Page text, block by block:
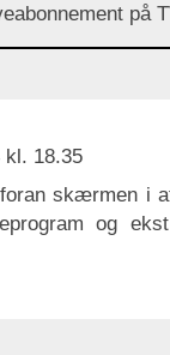
på
kl. 18.35
skærmen i
og